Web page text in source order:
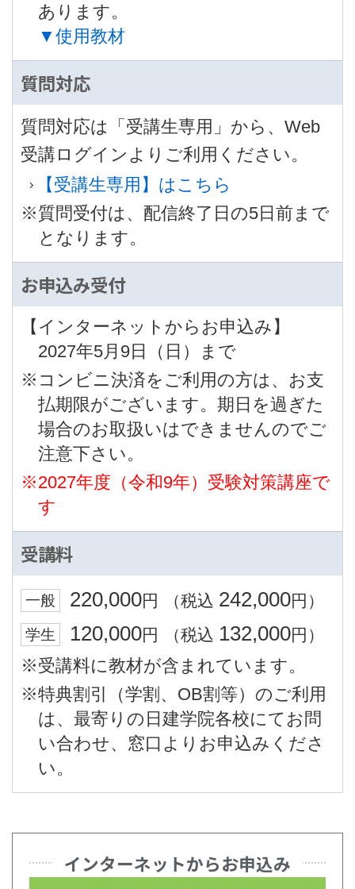
あります。
▼使用教材
質問対応
質問対応は「受講生専用」から、Web
受講ログインよりご利用ください。
【受講生専用】はこちら
※質問受付は、配信終了日の5日前まで
となります。
お申込み受付
【インターネットからお申込み】
2027年5月9日（日）まで
※コンビニ決済をご利用の方は、お支
払期限がございます。期日を過ぎた
場合のお取扱いはできませんのでご
注意下さい。
※2027年度（令和9年）受験対策講座で
す
受講料
一般 220,000円 （税込 242,000円）
学生 120,000円 （税込 132,000円）
※受講料に教材が含まれています。
※特典割引（学割、OB割等）のご利用
は、最寄りの日建学院各校にてお問
い合わせ、窓口よりお申込みくださ
い。
インターネットからお申込み